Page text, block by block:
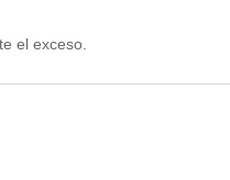
el exceso.